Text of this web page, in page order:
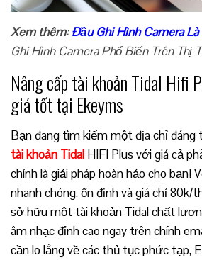
Xem thêm:Đầu Ghi Hình Camera Là
Ghi Hình Camera Phổ Biến Trên Thị
Nâng cấp tài khoản Tidal Hifi
giá tốt tại Ekeyms
Bạn đang tìm kiếm một địa chỉ đáng
tài khoản Tidal HIFI Plus với giá cả
chính là giải pháp hoàn hảo cho bạn!
nhanh chóng, ổn định và giá chỉ 80k/
sở hữu một tài khoản Tidal chất
âm nhạc đỉnh cao ngay trên chính
cần lo lắng về các thủ tục phức tạp,